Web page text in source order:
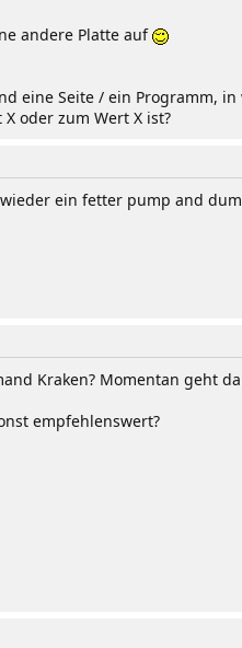
andere Platte auf
eine Seite / ein Programm,
oder zum Wert X ist?
ein fetter pump and
Kraken? Momentan geht
empfehlenswert?